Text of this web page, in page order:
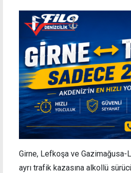
Girne, Lefkoşa ve Gazimağusa-
ayrı trafik kazasına alkollü